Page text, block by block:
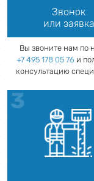
Звонок
или заявка
Вы звоните нам по
+7 495 178 05 76 и
консультацию